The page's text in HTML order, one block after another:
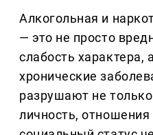
Алкогольная и
— это не просто
слабость характера,
хронические
разрушают не
личность, отношения